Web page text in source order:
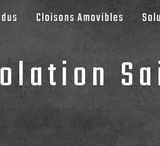
Cloisons Amovibles